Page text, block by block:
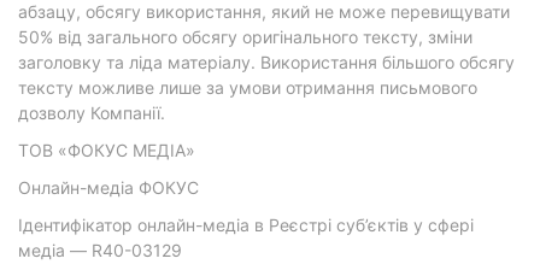
абзацу, обсягу використання, який не може перевищувати
50% від загального обсягу оригінального тексту, зміни
заголовку та ліда матеріалу. Використання більшого обсягу
тексту можливе лише за умови отримання письмового
дозволу Компанії.
ТОВ «ФОКУС МЕДІА»
Онлайн-медіа ФОКУС
Ідентифікатор онлайн-медіа в Реєстрі суб’єктів у сфері
медіа — R40-03129